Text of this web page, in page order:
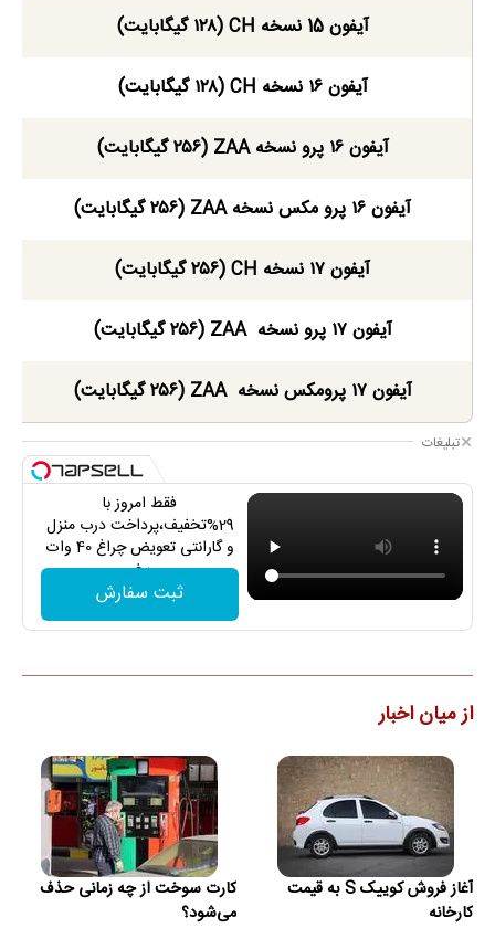
آیفون 15 نسخه CH (۱۲۸ گیگابایت)
آیفون ۱۶ نسخه CH (۱۲۸ گیگابایت)
آیفون ۱۶ پرو نسخه ZAA (۲۵۶ گیگابایت)
آیفون ۱۶ پرو مکس نسخه ZAA (۲۵۶ گیگابایت)
آیفون ۱۷ نسخه CH (۲۵۶ گیگابایت)
آیفون ۱۷ پرو نسخه ZAA (۲۵۶ گیگابایت)
آیفون ۱۷ پرومکس نسخه ZAA (۲۵۶ گیگابایت)
تبلیغات
فقط امروز با
29%تخفیف،پرداخت درب منزل
و گارانتی تعویض چراغ 40 وات
بخر
ثبت سفارش
از میان اخبار
آغاز فروش کوییک S به قیمت
کارخانه
کارت سوخت از چه زمانی حذف
می‌شود؟